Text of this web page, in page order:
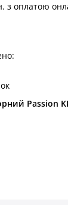
з оплатою
Passion